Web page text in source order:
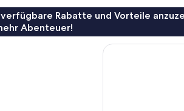
Rabatte und Vorteile
Abenteuer!